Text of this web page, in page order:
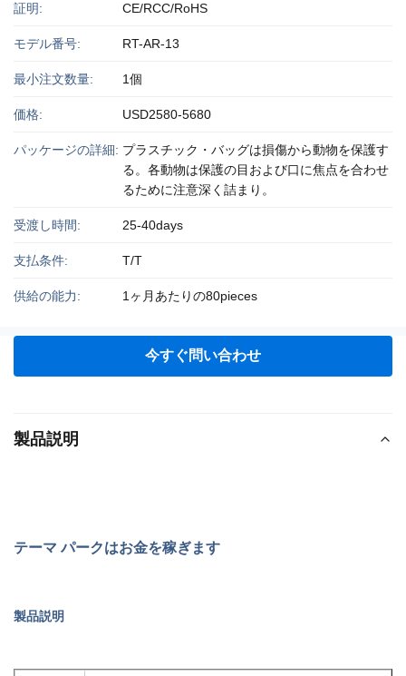
証明: CE/RCC/RoHS
モデル番号: RT-AR-13
最小注文数量: 1個
価格: USD2580-5680
パッケージの詳細: プラスチック・バッグは損傷から動物を保護す
る。各動物は保護の目および口に焦点を合わせ
るために注意深く詰まり。
受渡し時間: 25-40days
支払条件: T/T
供給の能力: 1ヶ月あたりの80pieces
今すぐ問い合わせ
製品説明
テーマ パークはお金を稼ぎます
製品説明